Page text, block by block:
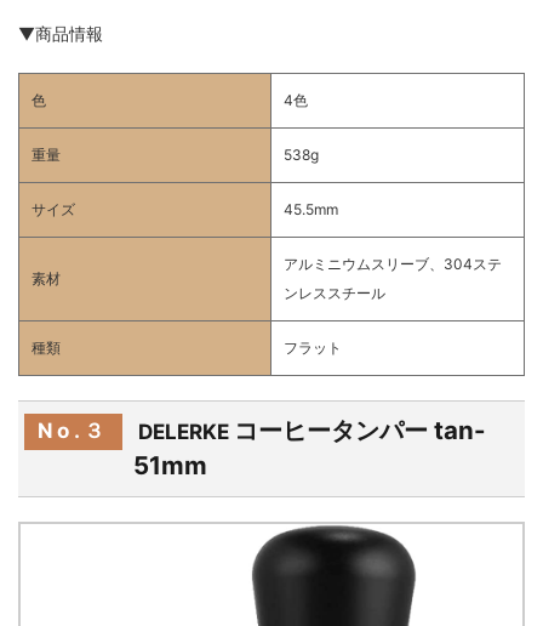
▼商品情報
色 4色
重量 538g
サイズ 45.5mm
素材
アルミニウムスリーブ、304ステ
ンレススチール
種類 フラット
No.３ DELERKE コーヒータンパー tan-
51mm